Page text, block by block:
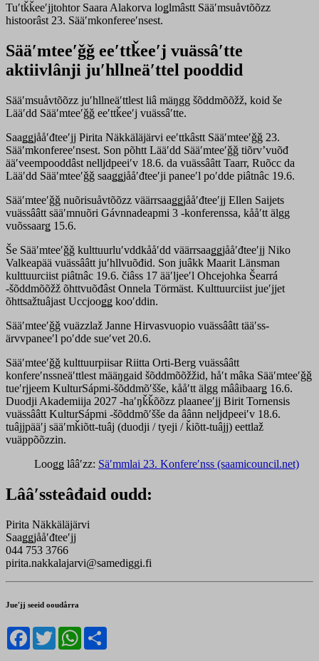
Tuʹtǩǩeeʹjjtohtor Saara Alakorva loǥlmâstt Sääʹmsuåvtõõzz
histoorâst 23. Sääʹmkonfereeʹnsest.
Sääʹmteeʹǧǧ eeʹttǩeeʹj vuässâʹtte
aktiivlânji juʹhllneäʹttel pooddid
Sääʹmsuåvtõõzz juʹhllneäʹttlest liâ mäŋgg šõddmõõžž, koid še
Lääʹdd Sääʹmteeʹǧǧ eeʹttǩeeʹj vuässâʹtte.
Saaǥǥjååʹđteeʹjj Pirita Näkkäläjärvi eeʹttkâstt Sääʹmteeʹǧǧ 23.
Sääʹmkonfereeʹnsest. Son põhtt Lääʹdd Sääʹmteeʹǧǧ tiõrvʼvuõđ
ääʹveempooddâst nelljdpeeiʹv 18.6. da vuässââtt Taarr, Ruõcc da
Lääʹdd Sääʹmteeʹǧǧ saaǥǥjååʹđteeʹji paneeʹl poʹdde piâtnâc 19.6.
Sääʹmteeʹǧǧ nuõrisuåvtõõzz väärrsaaǥǥjååʹđteeʹjj Ellen Saijets
vuässââtt sääʹmnuõri Gávnnadeapmi 3 -konferenssa, kååʹtt älgg
vuõssaarǥ 15.6.
Še Sääʹmteeʹǧǧ kulttuurluʹvddkååʹdd väärrsaaǥǥjååʹđteeʹjj Niko
Valkeapää vuässââtt juʹhllvuõđid. Son juâkk Maarit Länsman
kulttuurciist piâtnâc 19.6. čiâss 17 ääʹljeeʹl Ohcejohka Šearrá
-šõddmõõžž õhttvuõđâst Onnela Törmäst. Kulttuurciist jueʹjjet
õhttsažtuâjast Uccjooǥǥ kooʹddin.
Sääʹmteeʹǧǧ vuäzzlaž Janne Hirvasvuopio vuässââtt tääʹss-
ärvvpaneeʹl poʹdde sueʹvet 20.6.
Sääʹmteeʹǧǧ kulttuurpiisar Riitta Orti-Berg vuässââtt
konfereʹnssneäʹttlest määŋgaid šõddmõõžžid, håʹt mâka Sääʹmteeʹǧǧ
tueʹrjjeem KulturSápmi-šõddmõʹšše, kååʹtt älgg mââibaarǥ 16.6.
Duodji Akademiija 2027 -haʹŋǩǩõõzz plaaneeʹjj Birit Tornensis
vuässââtt KulturSápmi -šõddmõʹšše da âânn neljdpeeiʹv 18.6.
tuâjjpääʹj sääʹmǩiõtt-tuâj (duodji / tyeji / ǩiõtt-tuâjj) eettlaž
vuäppõõzzin.
Looǥǥ lââʹzz: Säʹmmlai 23. Konfereʹnss (saamicouncil.net)
Lââʹssteâđaid oudd:
Pirita Näkkäläjärvi
Saaǥǥjååʹđteeʹjj
044 753 3766
pirita.nakkalajarvi@samediggi.fi
Jueʹjj seeid ooudårra
Facebook
TwitterWhatsApp